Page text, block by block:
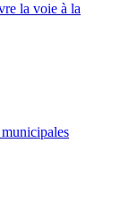
la voie à la